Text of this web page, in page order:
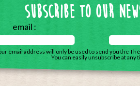
Subscribe to our
email :
email address will only be used to send you the
You can easily unsubscribe at any